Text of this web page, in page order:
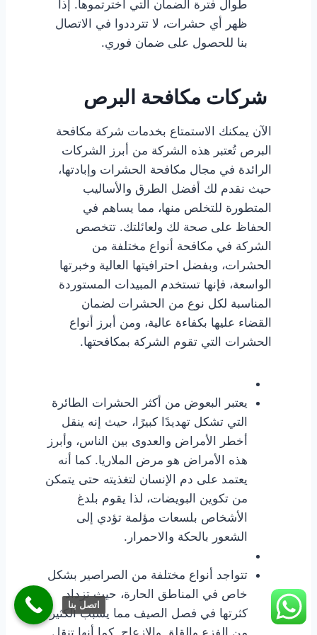
طوال فترة الضمان التي اخترتموها. إذا
ظهر أي حشرات، لا تترددوا في الاتصال
بنا للحصول على ضمان فوري.
شركات مكافحة البرص
الآن يمكنك الاستمتاع بخدمات شركة مكافحة
البرص تُعتبر هذه الشركة من أبرز الشركات
الرائدة في مجال مكافحة الحشرات وإبادتها،
حيث نقدم لك أفضل الطرق والأساليب
المتطورة للتخلص منها، مما يساهم في
الحفاظ على صحة لك ولعائلتك. تتخصص
الشركة في مكافحة أنواع مختلفة من
الحشرات، وبفضل احترافيتها العالية وخبرتها
الواسعة، فإنها تستخدم المبيدات المستوردة
المناسبة لكل نوع من الحشرات لضمان
القضاء عليها بكفاءة عالية، ومن أبرز أنواع
الحشرات التي تقوم الشركة بمكافحتها.
يعتبر البعوض من أكثر الحشرات الطائرة
التي تشكل تهديدًا كبيرًا، حيث إنه ينقل
أخطر الأمراض والعدوى بين الناس، وأبرز
هذه الأمراض هو مرض الملاريا. كما أنه
يعتمد على دم الإنسان لتغذيته حتى يتمكن
من تكوين البويضات، لذا يقوم بلدغ
الأشخاص بلسعات مؤلمة تؤدي إلى
الشعور بالحكة والاحمرار.
تتواجد أنواع مختلفة من الصراصير بشكل
خاص في المناطق الحارة، حيث تزداد
كثرتها في فصل الصيف مما يسبب الكثير
من الفزع والقلق والإزعاج. كما أنها تنقل
اتصل بنا